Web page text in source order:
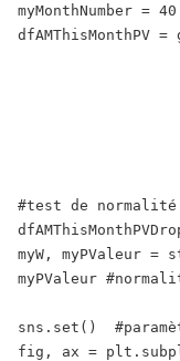
myMonthNumber = 40
dfAMThisMonthPV
#test de
myW, myPValeur =
myPValeur
sns.set()
fig, ax =